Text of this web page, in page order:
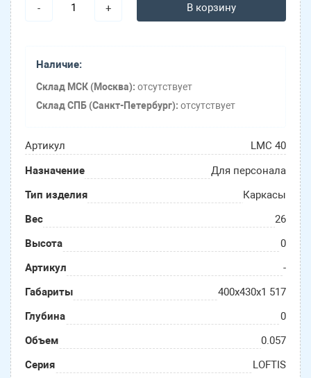
- + В корзину
Наличие:
Склад МСК (Москва): отсутствует
Склад СПБ (Санкт-Петербург): отсутствует
Артикул
LMC 40
Назначение
Для персонала
Тип изделия
Каркасы
Вес
26
Высота
0
Артикул
-
Габариты
400х430х1 517
Глубина
0
Объем
0.057
Серия
LOFTIS